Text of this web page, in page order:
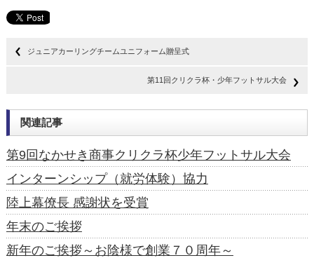
ジュニアカーリングチームユニフォーム贈呈式
第11回クリクラ杯・少年フットサル大会
関連記事
第9回なかせき商事クリクラ杯少年フットサル大会
インターンシップ（就労体験）協力
陸上幕僚長 感謝状を受賞
年末のご挨拶
新年のご挨拶～お陰様で創業７０周年～